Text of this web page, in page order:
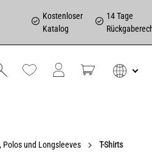
Kostenloser
Katalog
14 Tage
Polos und Longsleeves T-Shirts